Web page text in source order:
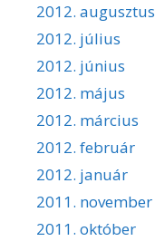
2012. augusztus
2012. július
2012. június
2012. május
2012. március
2012. február
2012. január
2011. november
2011. október